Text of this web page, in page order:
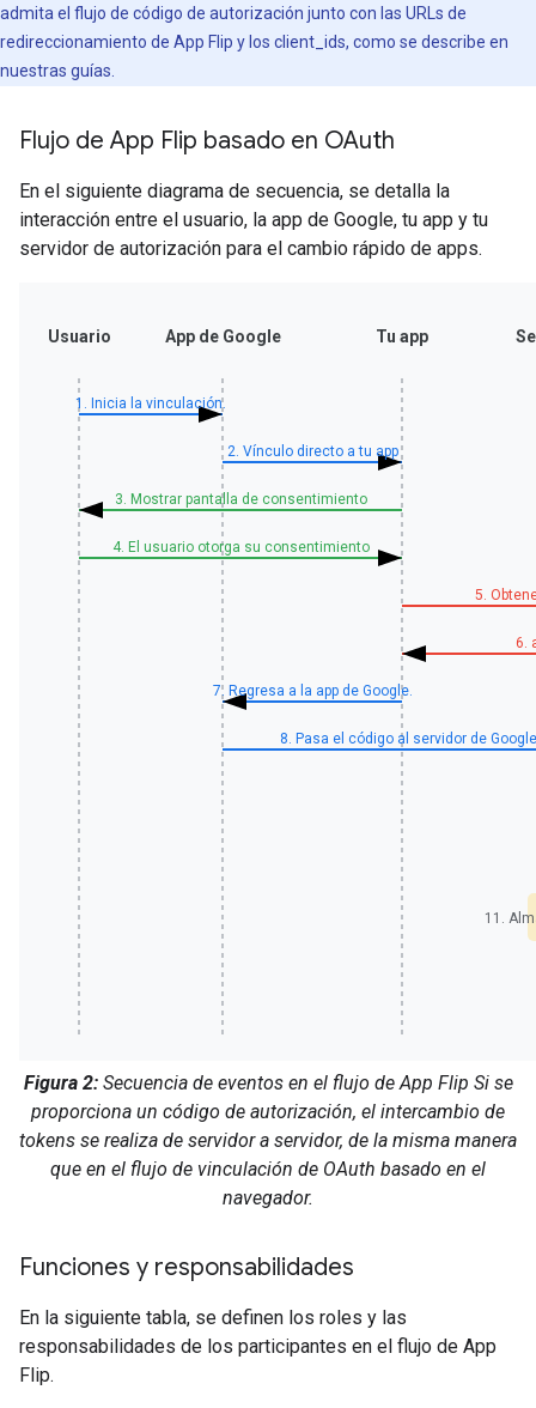
admita el flujo de código de autorización junto con las URLs de
redireccionamiento de App Flip y los client_ids, como se describe en
nuestras guías.
Flujo de App Flip basado en OAuth
En el siguiente diagrama de secuencia, se detalla la
interacción entre el usuario, la app de Google, tu app y tu
servidor de autorización para el cambio rápido de apps.
Usuario App de Google Tu app
1. Inicia la vinculación.
2. Vínculo directo a tu app
3. Mostrar pantalla de consentimiento
4. El usuario otorga su consentimiento
5.
6.
7. Regresa a la app de Google.
8. Pasa el código al servidor de Google
11.
Figura 2:Secuencia de eventos en el flujo de App Flip Si se
proporciona un código de autorización, el intercambio de
tokens se realiza de servidor a servidor, de la misma manera
que en el flujo de vinculación de OAuth basado en el
navegador.
Funciones y responsabilidades
En la siguiente tabla, se definen los roles y las
responsabilidades de los participantes en el flujo de App
Flip.